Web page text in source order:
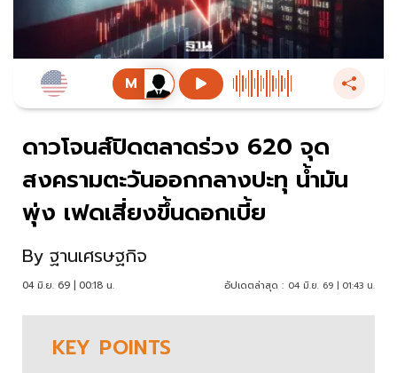
ดาวโจนส์ปิดตลาดร่วง 620 จุด
สงครามตะวันออกกลางปะทุ น้ำมัน
พุ่ง เฟดเสี่ยงขึ้นดอกเบี้ย
By ฐานเศรษฐกิจ
04 มิ.ย. 69 | 00:18 น. อัปเดตล่าสุด : 04 มิ.ย. 69 | 01:43 น.
KEY POINTS